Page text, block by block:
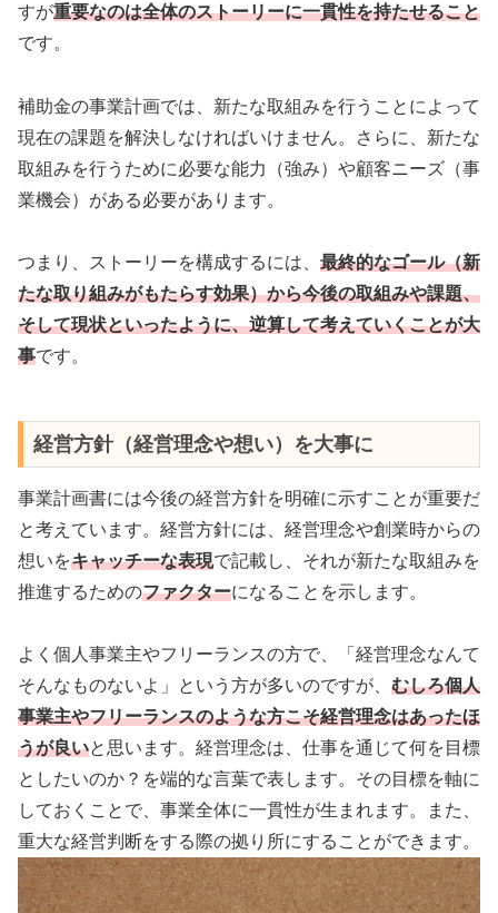
すが重要なのは全体のストーリーに一貫性を持たせること
です。
補助金の事業計画では、新たな取組みを行うことによって
現在の課題を解決しなければいけません。さらに、新たな
取組みを行うために必要な能力（強み）や顧客ニーズ（事
業機会）がある必要があります。
つまり、ストーリーを構成するには、 最終的なゴール（新
たな取り組みがもたらす効果）から今後の取組みや課題、
そして現状といったように、逆算して考えていくことが大
事です。
経営方針（経営理念や想い）を大事に
事業計画書には今後の経営方針を明確に示すことが重要だ
と考えています。経営方針には、経営理念や創業時からの
想いをキャッチーな表現で記載し、それが新たな取組みを
推進するためのファクターになることを示します。
よく個人事業主やフリーランスの方で、「経営理念なんて
そんなものないよ」という方が多いのですが、 むしろ個人
事業主やフリーランスのような方こそ経営理念はあったほ
うが良いと思います。経営理念は、仕事を通じて何を目標
としたいのか？を端的な言葉で表します。その目標を軸に
しておくことで、事業全体に一貫性が生まれます。また、
重大な経営判断をする際の拠り所にすることができます。